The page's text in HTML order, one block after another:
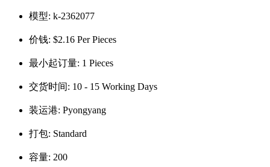
模型: k-2362077
价钱: $2.16 Per Pieces
最小起订量: 1 Pieces
交货时间: 10 - 15 Working Days
装运港: Pyongyang
打包: Standard
容量: 200